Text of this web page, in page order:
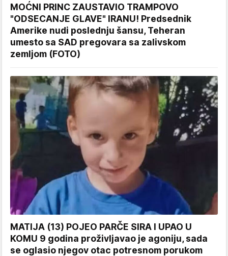
MOĆNI PRINC ZAUSTAVIO TRAMPOVO
"ODSECANJE GLAVE" IRANU! Predsednik
Amerike nudi poslednju šansu, Teheran
umesto sa SAD pregovara sa zalivskom
zemljom (FOTO)
MATIJA (13) POJEO PARČE SIRA I UPAO U
KOMU 9 godina proživljavao je agoniju, sada
se oglasio njegov otac potresnom porukom